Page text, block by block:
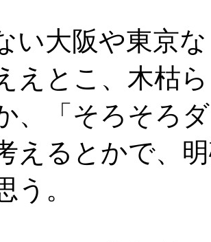
い大阪や東京
えとこ、木枯
、「そろそろ
えるとかで、
う。